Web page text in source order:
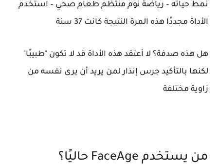
نمط حياته – رياضة نوم منتظم طعام صحي – استخدم
الأداة مجددًا هذه المرة النتيجة كانت 37 سنة
هل هذه صدفة؟ لا أعتقد هذه الأداة قد لا تكون "طبيبًا"
لكنها بالتأكيد جرس إنذار لمن يريد أن يرى نفسه من
زاوية مختلفة
من يستخدم FaceAge حاليًا؟